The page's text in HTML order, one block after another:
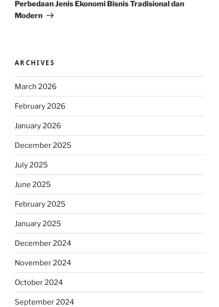
Perbedaan Jenis Ekonomi Bisnis Tradisional dan
Modern
ARCHIVES
March 2026
February 2026
January 2026
December 2025
July 2025
June 2025
February 2025
January 2025
December 2024
November 2024
October 2024
September 2024